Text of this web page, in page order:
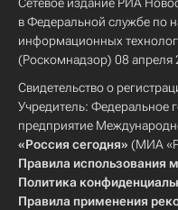
в Федеральной службе по
информационных
(Роскомнадзор) 08 апреля
Свидетельство о
Учредитель: Федеральное
предприятие
«Россия сегодня» (МИА
Правила использования
Политика
Правила применения